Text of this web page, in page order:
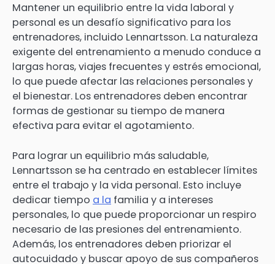
Mantener un equilibrio entre la vida laboral y
personal es un desafío significativo para los
entrenadores, incluido Lennartsson. La naturaleza
exigente del entrenamiento a menudo conduce a
largas horas, viajes frecuentes y estrés emocional,
lo que puede afectar las relaciones personales y
el bienestar. Los entrenadores deben encontrar
formas de gestionar su tiempo de manera
efectiva para evitar el agotamiento.
Para lograr un equilibrio más saludable,
Lennartsson se ha centrado en establecer límites
entre el trabajo y la vida personal. Esto incluye
dedicar tiempo a la familia y a intereses
personales, lo que puede proporcionar un respiro
necesario de las presiones del entrenamiento.
Además, los entrenadores deben priorizar el
autocuidado y buscar apoyo de sus compañeros